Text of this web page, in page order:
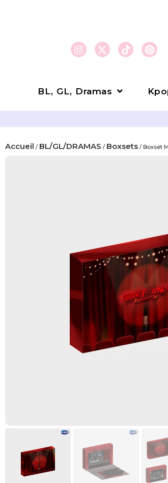
BL, GL, Dramas
Accueil / BL/GL/DRAMAS / Boxsets / Boxset